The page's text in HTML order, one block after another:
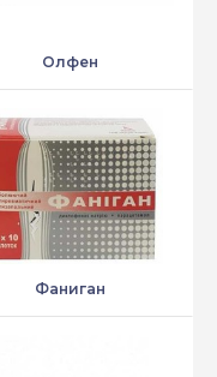
Олфен
Фаниган